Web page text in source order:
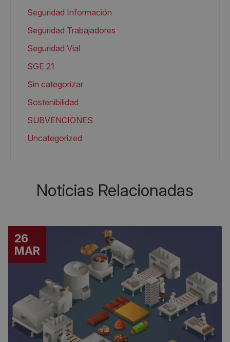
Seguridad Información
Seguridad Trabajadores
Seguridad Vial
SGE 21
Sin categorizar
Sostenibilidad
SUBVENCIONES
Uncategorized
Noticias Relacionadas
26
MAR